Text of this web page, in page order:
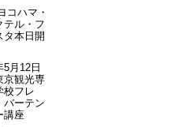
コハマ・
テル・フ
タ本日開
5月12日
京観光専
校フレ
バーテン
講座